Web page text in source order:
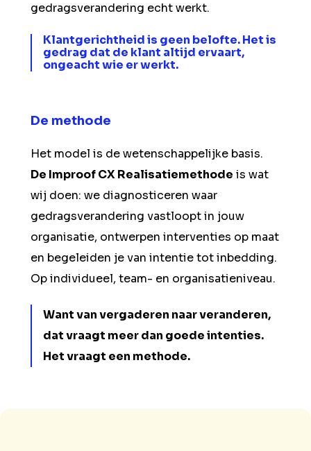
gedragsverandering echt werkt.
Klantgerichtheid is geen belofte. Het is
gedrag dat de klant altijd ervaart,
ongeacht wie er werkt.
De methode
Het model is de wetenschappelijke basis.
De Improof CX Realisatiemethode is wat
wij doen: we diagnosticeren waar
gedragsverandering vastloopt in jouw
organisatie, ontwerpen interventies op maat
en begeleiden je van intentie tot inbedding.
Op individueel, team- en organisatieniveau.
Want van vergaderen naar veranderen,
dat vraagt meer dan goede intenties.
Het vraagt een methode.